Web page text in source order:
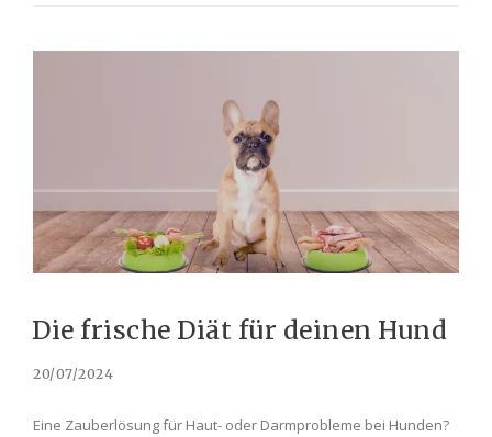
Die frische Diät für deinen Hund
20/07/2024
Eine Zauberlösung für Haut- oder Darmprobleme bei Hunden?